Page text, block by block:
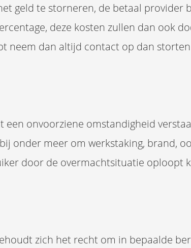
geld te storneren, de betaal
deze kosten zullen dan ook
neem dan altijd contact op dan
onvoorziene omstandigheid
onder meer om werkstaking, brand,
door de overmachtsituatie oploopt
zich het recht om in bepaalde